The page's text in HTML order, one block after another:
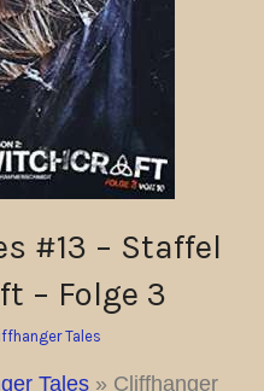
#13 – Staffel
– Folge 3
Tales
Tales » Cliffhanger